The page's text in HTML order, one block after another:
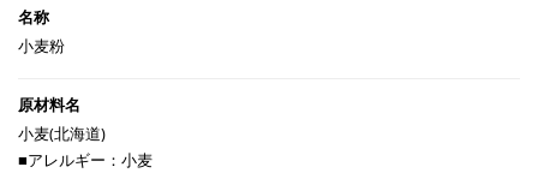
小麦粉
小麦(北海道)
■アレルギー：小麦